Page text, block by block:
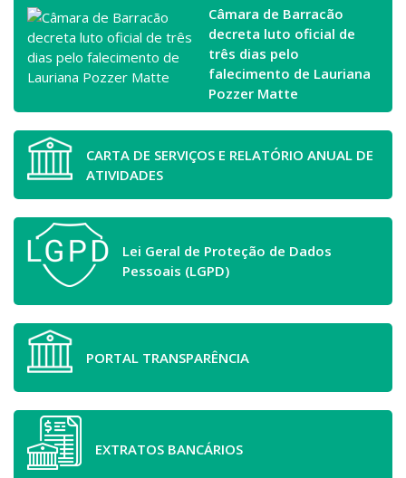
Câmara de Barracão
decreta luto oficial de
três dias pelo
falecimento de Lauriana
Pozzer Matte
CARTA DE SERVIÇOS E RELATÓRIO ANUAL DE
ATIVIDADES
Lei Geral de Proteção de Dados
Pessoais (LGPD)
PORTAL TRANSPARÊNCIA
EXTRATOS BANCÁRIOS